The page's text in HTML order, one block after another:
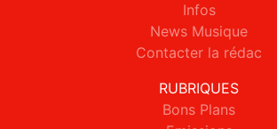
Infos
News Musique
Contacter la rédac
RUBRIQUES
Bons Plans